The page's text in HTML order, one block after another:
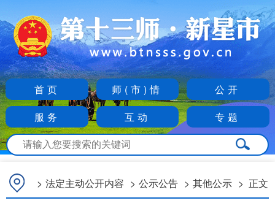
首页 师(市)情
公开
服务
互动 专题
> 法定主动公开内容 > 公示公告 > 其他公示 > 正文